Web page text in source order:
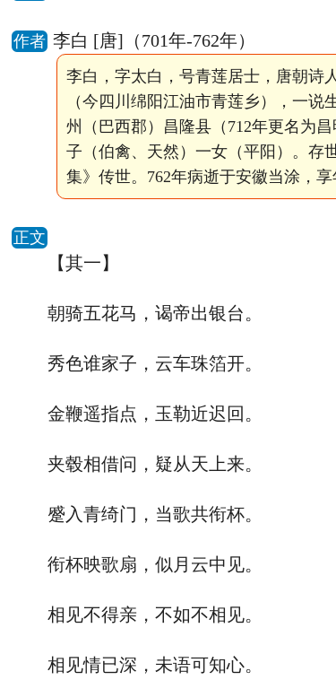
作者 李白 [唐]（701年-762年）
李白，字太白，号青莲居士，唐朝诗
（今四川绵阳江油市青莲乡），一
州（巴西郡）昌隆县（712年更名为
子（伯禽、天然）一女（平阳）。存
集》传世。762年病逝于安徽当涂，
正文
【其一】
朝骑五花马，谒帝出银台。
秀色谁家子，云车珠箔开。
金鞭遥指点，玉勒近迟回。
夹毂相借问，疑从天上来。
蹙入青绮门，当歌共衔杯。
衔杯映歌扇，似月云中见。
相见不得亲，不如不相见。
相见情已深，未语可知心。